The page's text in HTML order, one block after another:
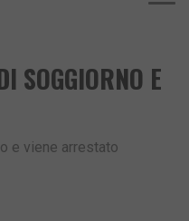
SOGGIORNO E